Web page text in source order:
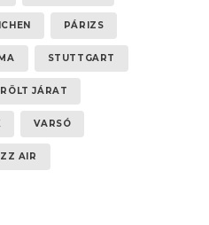
PÁRIZS
STUTTGART
JÁRAT
VARSÓ
AIR